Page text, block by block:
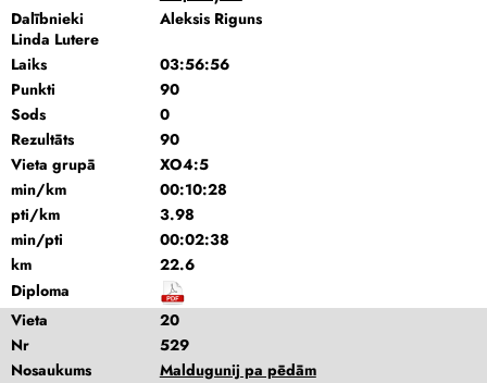
Dalībnieki
Aleksis Riguns
Linda Lutere
Laiks
03:56:56
Punkti
90
Sods
0
Rezultāts
90
Vieta grupā
XO4:5
min/km
00:10:28
pti/km
3.98
min/pti
00:02:38
km
22.6
Diploma
Vieta
20
Nr
529
Nosaukums
Maldugunij pa pēdām